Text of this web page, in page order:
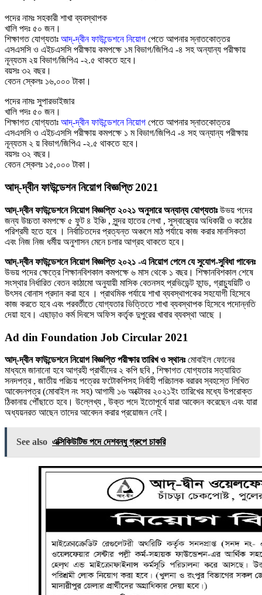
পদের নামঃ সহকারী শাখা ব্যবস্থাপক
খালি পদঃ ৫০ জন।
শিক্ষাগত যোগ্যতাঃ আদ্-দ্বীন ফাউন্ডেশনে নিয়োগ পেতে আপনার স্নাতকোত্তর
এসএসসি ও এইচএসসি পরীক্ষায় কমপক্ষে ১ম বিভাগ/জিপিএ -৪ সহ অন্যান্য পরীক্ষায়
নূন্যতম ২য় বিভাগ/জিপিএ -২.৫ থাকতে হবে।
বয়সঃ ৩২ বছর।
বেতন স্কেলঃ ১৬,০০০ টাকা।
পদের নামঃ সুপারভাইজার
খালি পদঃ ৫০ জন।
শিক্ষাগত যোগ্যতাঃ আদ্-দ্বীন ফাউন্ডেশনে নিয়োগ পেতে আপনার স্নাতকোত্তর
এসএসসি ও এইচএসসি পরীক্ষায় কমপক্ষে ১ ম বিভাগ/জিপিএ -৪ সহ অন্যান্য পরীক্ষায়
নূন্যতম ২ য় বিভাগ/জিপিএ -২.৫ থাকতে হবে।
বয়সঃ ৩২ বছর।
বেতন স্কেলঃ ১৫,০০০ টাকা।
আদ্-দ্বীন ফাউন্ডেশন নিয়োগ বিজ্ঞপ্তি 2021
আদ্-দ্বীন ফাউন্ডেশনে নিয়োগ বিজ্ঞপ্তি ২০২১ অনুসারে অন্যান্য যোগ্যতাঃউভয় পদের
জন্য উচ্চতা কমপক্ষে ৫ ফুট ৪ ইঞ্চি , সুন্দর হাতের লেখা , সুস্বাস্থ্যের অধিকারী ও কঠোর
পরিশ্রমী হতে হবে । নির্বাচিতদের প্রত্যন্ত অঞ্চলে মাঠ পর্যায়ে কাজ করার মানসিকতা
এবং নিজ নিজ ধর্মীয় অনুশাসন মেনে চলার আগ্রহ থাকতে হবে।
আদ্-দ্বীন ফাউন্ডেশনে নিয়োগ বিজ্ঞপ্তি ২০২১ -এ নিয়োগ পেলে যে সুযোগ-সুবিধা পাবেনঃ
উভয় পদের ক্ষেত্রে শিক্ষানবিশকাল কমপক্ষে ৬ মাস থেকে ১ বছর। শিক্ষানবিশকাল শেষে
সংস্থার নির্ধারিত বেতন কাঠামো অনুযায়ী মাসিক বেতনসহ প্রভিডেন্ট ফান্ড, গ্রাচ্যুয়িটি ও
উৎসব বোনাস প্রদান করা হবে । প্রাথমিক পর্যায়ে শাখা ব্যবস্থাপকের সহযোগী হিসেবে
কাজ করতে হবে এবং পরবর্তীতে যোগ্যতার ভিত্তিতে শাখা ব্যবস্থাপক হিসেবে পদোন্নতি
দেয়া হবে। এছাড়াও কর্ম দিবসে অফিস কর্তৃক দুপুরের খাবার ব্যবস্থা আছে ।
Ad din Foundation Job Circular 2021
আদ্-দ্বীন ফাউন্ডেশনে নিয়োগ বিজ্ঞপ্তি পরীক্ষার তারিখ ও স্থানঃমোবাইল ফোনের
মাধ্যমে জানানো হবে আগ্রহী প্রার্থীদের ২ কপি ছবি , শিক্ষাগত যোগ্যতার সত্যায়িত
সনদপত্র , জাতীয় পরিচয় পত্রের ফটোকপিসহ নির্বাহী পরিচালক বরারব স্বহস্তে লিখিত
আবেদনপত্র (মোবাইল নং সহ) আগামী ১৬ অক্টোবর ২০২১ইং তারিখের মধ্যে উপরোক্ত
ঠিকানায় পৌঁছাতে হবে। উল্লেখ্য , উক্ত পদে ইতোপূর্বে যারা আবেদন করেছেন এবং যারা
অধ্যয়নরত আছেন তাদের আবেদন করার প্রয়োজন নেই।
See also এক্সিকিউটিভ পদে দেশবন্ধু গ্রুপে চাকরি